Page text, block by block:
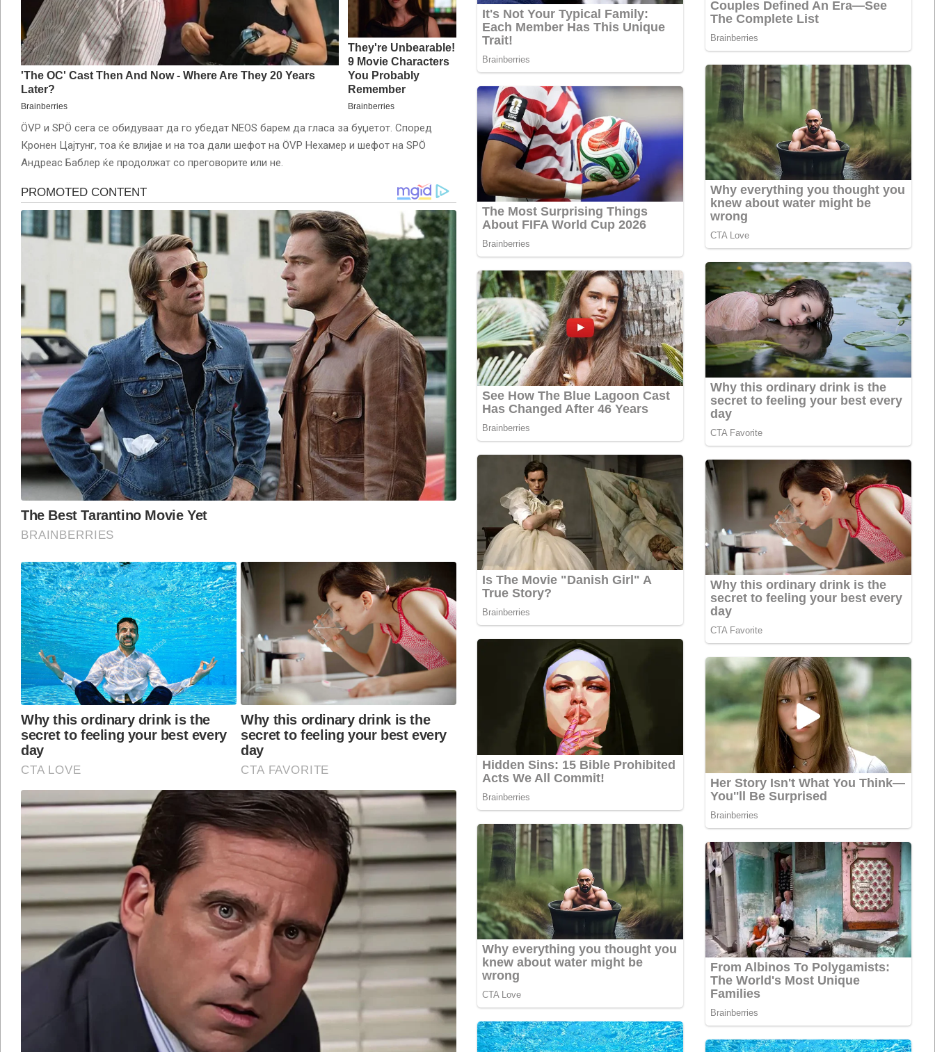
ÖVP и SPÖ сега се обидуваат да го убедат NEOS барем да гласа за буџетот. Според
Кронен Цајтунг, тоа ќе влијае и на тоа дали шефот на ÖVP Нехамер и шефот на SPÖ
Андреас Баблер ќе продолжат со преговорите или не.